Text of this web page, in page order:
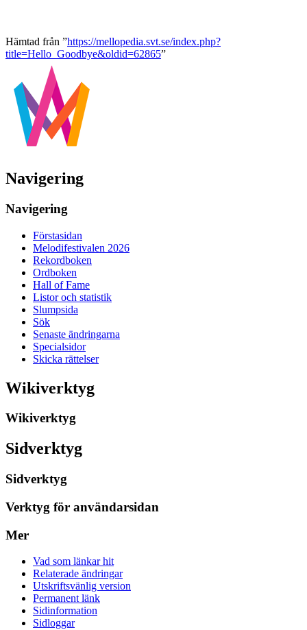
Hämtad från ”https://mellopedia.svt.se/index.php?
title=Hello_Goodbye&oldid=62865”
Navigering
Navigering
Förstasidan
Melodifestivalen 2026
Rekordboken
Ordboken
Hall of Fame
Listor och statistik
Slumpsida
Sök
Senaste ändringarna
Specialsidor
Skicka rättelser
Wikiverktyg
Wikiverktyg
Sidverktyg
Sidverktyg
Verktyg för användarsidan
Mer
Vad som länkar hit
Relaterade ändringar
Utskriftsvänlig version
Permanent länk
Sidinformation
Sidloggar